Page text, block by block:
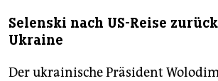
Selenski nach US-Reise
Ukraine
Der ukrainische Präsident